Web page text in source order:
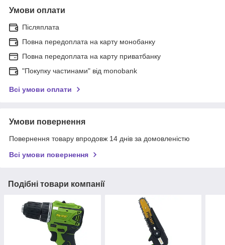
Умови оплати
Післяплата
Повна передоплата на карту монобанку
Повна передоплата на карту приватбанку
"Покупку частинами" від monobank
Всі умови оплати
Умови повернення
Повернення товару впродовж 14 днів за домовленістю
Всі умови повернення
Подібні товари компанії